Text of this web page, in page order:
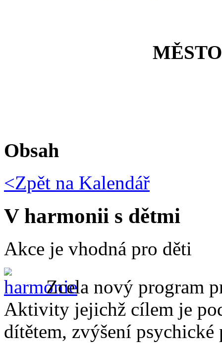
Obsah
<Zpět na Kalendář
V harmonii s dětmi
Akce je vhodná pro děti
Zcela nový program
Aktivity jejichž cílem je
dítětem, zvýšení